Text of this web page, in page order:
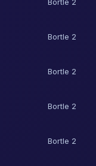
Bortle 2
Bortle 2
Bortle 2
Bortle 2
Bortle 2